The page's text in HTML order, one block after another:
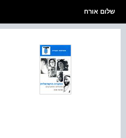
שלום אורח